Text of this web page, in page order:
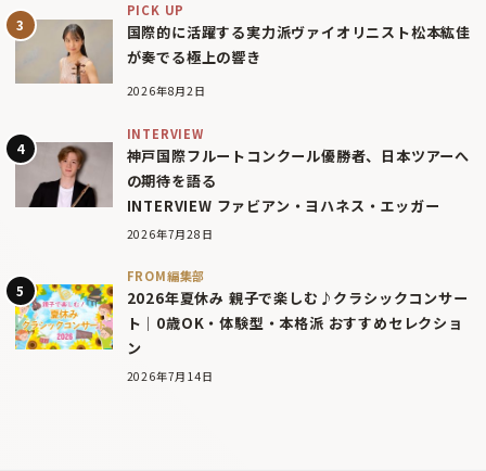
PICK UP
国際的に活躍する実力派ヴァイオリニスト松本紘佳
が奏でる極上の響き
2026年8月2日
INTERVIEW
神戸国際フルートコンクール優勝者、日本ツアーへ
の期待を語る
INTERVIEW ファビアン・ヨハネス・エッガー
2026年7月28日
FROM編集部
2026年夏休み 親子で楽しむ♪クラシックコンサー
ト｜0歳OK・体験型・本格派 おすすめセレクショ
ン
2026年7月14日